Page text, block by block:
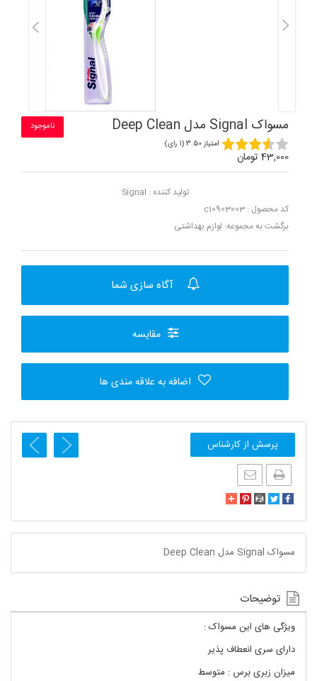
مسواک Signal مدل Deep Clean ناموجود
امتیاز 3.50 (1 رای)
43,000 تومان
تولید کننده : Signal
کد محصول : c10903003
برگشت به مجموعه: لوازم بهداشتی
آگاه سازی شما
مقایسه
اضافه به علاقه مندی ها
پرسش از کارشناس
مسواک Signal مدل Deep Clean
توضیحات
ویژگی های این مسواک :
دارای سری انعطاف پذیر
میزان زبری برس : متوسط